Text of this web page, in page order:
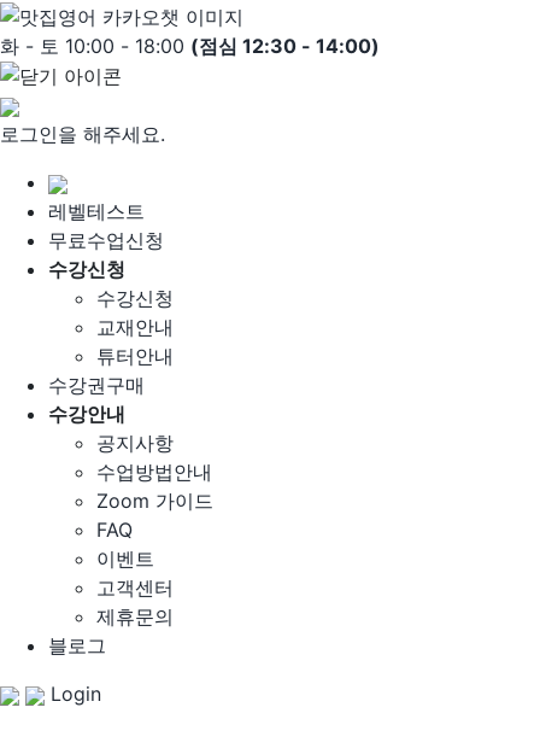
Skip
to
content
화 - 토 10:00 - 18:00 (점심 12:30 - 14:00)
로그인을 해주세요.
레벨테스트
무료수업신청
수강신청
수강신청
교재안내
튜터안내
수강권구매
수강안내
공지사항
수업방법안내
Zoom 가이드
FAQ
이벤트
고객센터
제휴문의
블로그
Login